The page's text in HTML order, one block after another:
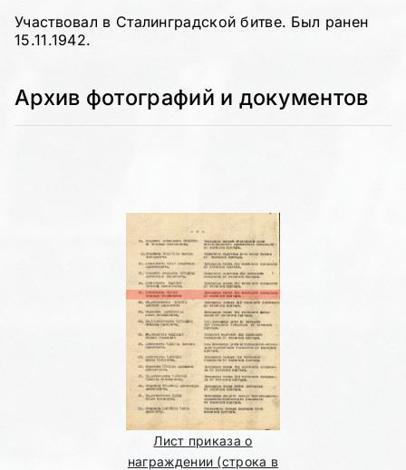
Участвовал в Сталинградской битве. Был ранен
15.11.1942.
Архив фотографий и документов
Лист приказа о
награждении (строка в